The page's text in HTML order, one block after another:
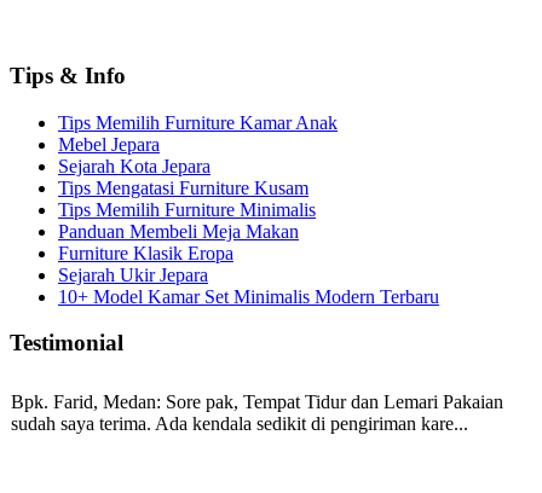
Tips & Info
Tips Memilih Furniture Kamar Anak
Mebel Jepara
Sejarah Kota Jepara
Tips Mengatasi Furniture Kusam
Tips Memilih Furniture Minimalis
Panduan Membeli Meja Makan
Furniture Klasik Eropa
Sejarah Ukir Jepara
10+ Model Kamar Set Minimalis Modern Terbaru
Testimonial
Bpk. Farid, Medan: Sore pak, Tempat Tidur dan Lemari Pakaian
sudah saya terima. Ada kendala sedikit di pengiriman kare...